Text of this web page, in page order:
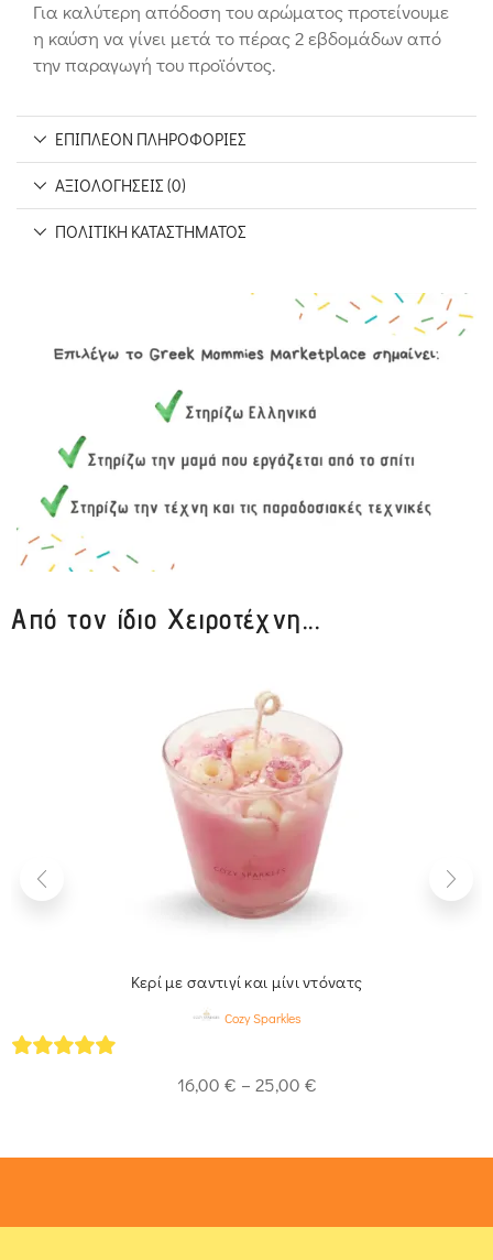
Για καλύτερη απόδοση του αρώματος προτείνουμε
η καύση να γίνει μετά το πέρας 2 εβδομάδων από
την παραγωγή του προϊόντος.
ΕΠΙΠΛΈΟΝ ΠΛΗΡΟΦΟΡΊΕΣ
ΑΞΙΟΛΟΓΉΣΕΙΣ (0)
ΠΟΛΙΤΙΚΉ ΚΑΤΑΣΤΉΜΑΤΟΣ
Από τον ίδιο Χειροτέχνη...
Κερί με σαντιγί και μίνι ντόνατς
Cozy Sparkles
16,00 € – 25,00 €